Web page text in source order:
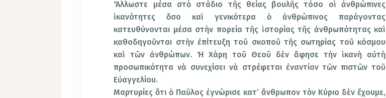
Ἄλλωστε μέσα στὸ στάδιο τῆς θείας βουλῆς τόσο οἱ ἀνθρώπινες
ἱκανότητες ὅσο καὶ γενικότερα ὁ ἀνθρώπινος παράγοντας
κατευθύνονται μέσα στὴν πορεία τῆς ἱστορίας τῆς ἀνθρωπότητας καὶ
καθοδηγοῦνται στὴν ἐπίτευξη τοῦ σκοποῦ τῆς σωτηρίας τοῦ κόσμου
καὶ τῶν ἀνθρώπων. Ἡ Χάρη τοῦ Θεοῦ δὲν ἄφησε τὴν ἱκανὴ αὐτὴ
προσωπικότητα νὰ συνεχίσει νὰ στρέφεται ἐναντίον τῶν πιστῶν τοῦ
Εὐαγγελίου.
Μαρτυρίες ὅτι ὁ Παῦλος ἐγνώρισε κατ’ ἄνθρωπον τὸν Κύριο δὲν ἔχουμε,